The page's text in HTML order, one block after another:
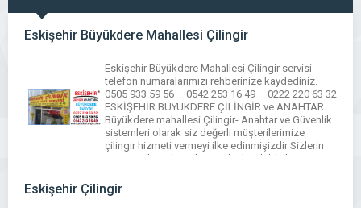
Eskişehir Büyükdere Mahallesi Çilingir
Eskişehir Büyükdere Mahallesi Çilingir servisi
telefon numaralarımızı rehberinize kaydediniz.
0505 933 59 56 – 0542 253 16 49 – 0222 220 63 32
ESKİŞEHİR BÜYÜKDERE ÇİLİNGİR ve ANAHTAR…
Büyükdere mahallesi Çilingir- Anahtar ve Güvenlik
sistemleri olarak siz değerli müşterilerimize
çilingir hizmeti vermeyi ilke edinmişizdir Sizlerin
en zor anlarında sizlere en hızlı şekilde kapı açma
Eskişehir Çilingir